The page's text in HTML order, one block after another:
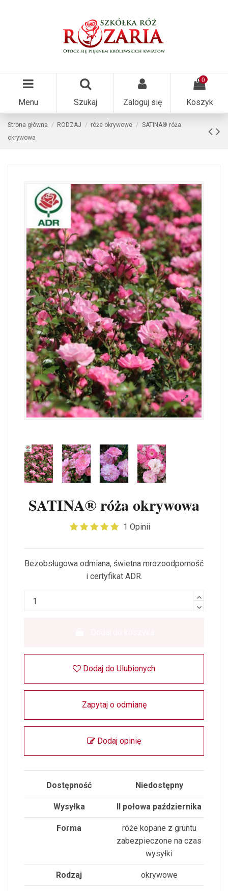
Menu Szukaj Zaloguj się
0
Koszyk
Strona główna RODZAJ róże okrywowe
SATINA® róża
okrywowa
SATINA® róża okrywowa
1 Opinii
Bezobsługowa odmiana, świetna mrozoodporność
i certyfikat ADR.
Dodaj do Ulubionych
Zapytaj o odmianę
Dodaj opinię
Dostępność Niedostępny
Wysyłka II połowa października
Forma
róże kopane z gruntu
zabezpieczone na czas
wysyłki
Rodzaj okrywowe